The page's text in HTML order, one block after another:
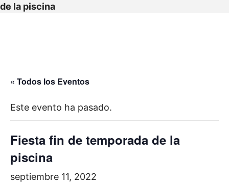
de la piscina
« Todos los Eventos
Este evento ha pasado.
Fiesta fin de temporada de la
piscina
septiembre 11, 2022